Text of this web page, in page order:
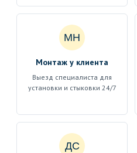
МН
Монтаж у клиента
Выезд специалиста для
установки и стыковки 24/7
ДС